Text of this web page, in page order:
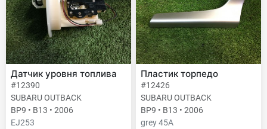
Датчик уровня топлива
#12390
SUBARU OUTBACK
BP9 • B13 • 2006
EJ253
Пластик торпедо
#12426
SUBARU OUTBACK
BP9 • B13 • 2006
grey 45A